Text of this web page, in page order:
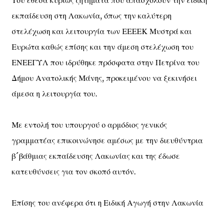
εκπαίδευση στη Λακωνία, όπως την καλύτερη
στελέχωση και λειτουργία των ΕΕΕΕΚ Μυστρά και
Ευρώτα καθώς επίσης και την άμεση στελέχωση του
ΕΝΕΕΓΥΛ που ιδρύθηκε πρόσφατα στην Πετρίνα του
Δήμου Ανατολικής Μάνης, προκειμένου να ξεκινήσει
άμεσα η λειτουργία του.
Με εντολή του υπουργού ο αρμόδιος γενικός
γραμματέας επικοινώνησε αμέσως με την διευθύντρια
β´βάθμιας εκπαίδευσης Λακωνίας και της έδωσε
κατευθύνσεις για τον σκοπό αυτόν.
Επίσης του ανέφερα ότι η Ειδική Αγωγή στην Λακωνία